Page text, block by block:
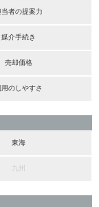
当者の提案力
媒介手続き
売却価格
用のしやすさ
東海
九州